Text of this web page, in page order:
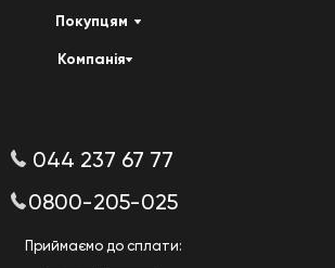
Покупцям
Компанія
044 237 67 77
0800-205-025
Приймаємо до сплати: